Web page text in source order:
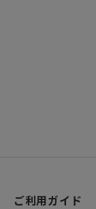
ご利用ガイド